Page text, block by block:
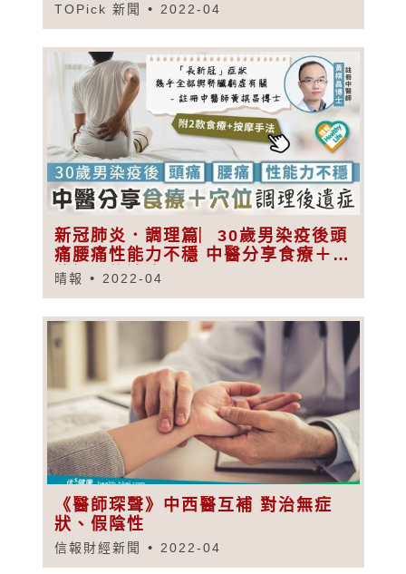
TOPick 新聞 2022-04
新冠肺炎．調理篇︳30歲男染疫後頭
痛腰痛性能力不穩 中醫分享食療＋穴
位調理後遺症
晴報 2022-04
《醫師琛聲》中西醫互補 對治無症
狀、假陰性
信報財經新聞 2022-04